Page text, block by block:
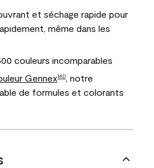
et séchage rapide pour
même dans les
couleurs incomparables
GennexMD
, notre
de formules et colorants